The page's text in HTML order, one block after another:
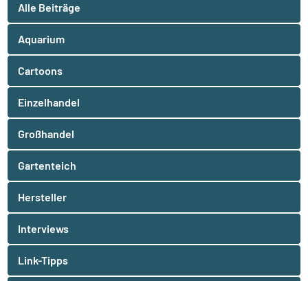
Alle Beiträge
Aquarium
Cartoons
Einzelhandel
Großhandel
Gartenteich
Hersteller
Interviews
Link-Tipps